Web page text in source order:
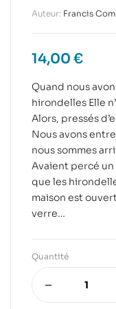
Auteur: Francis
14,00 €
Quand nous
hirondelles Elle
Alors, pressés
Nous avons
nous sommes
Avaient percé un
que les
maison est
verre…
Quantité